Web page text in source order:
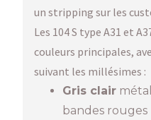
un stripping sur les
Les 104 S type A31 et
couleurs principales,
suivant les millésimes :
Gris clair
bandes rouges